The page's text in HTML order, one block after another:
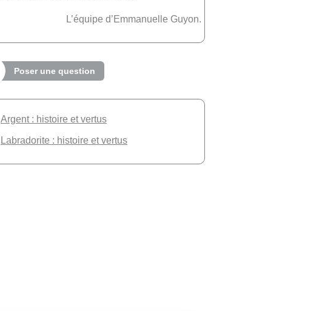
L’équipe d’Emmanuelle Guyon.
Poser une question
Argent : histoire et vertus
Labradorite : histoire et vertus